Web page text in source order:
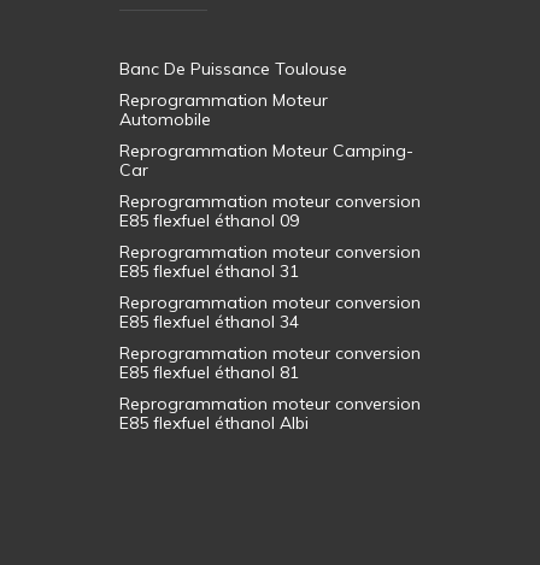
Banc De Puissance Toulouse
Reprogrammation Moteur
Automobile
Reprogrammation Moteur Camping-
Car
Reprogrammation moteur conversion
E85 flexfuel éthanol 09
Reprogrammation moteur conversion
E85 flexfuel éthanol 31
Reprogrammation moteur conversion
E85 flexfuel éthanol 34
Reprogrammation moteur conversion
E85 flexfuel éthanol 81
Reprogrammation moteur conversion
E85 flexfuel éthanol Albi